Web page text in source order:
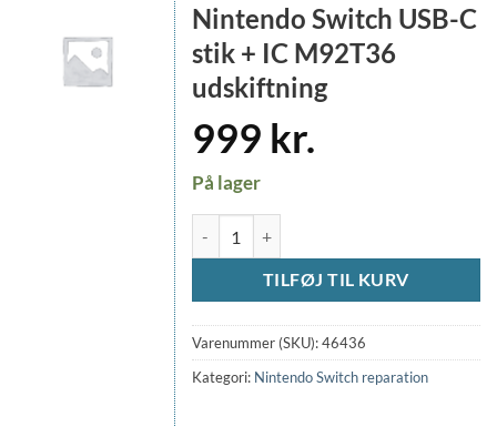
Nintendo Switch USB-C
stik + IC M92T36
udskiftning
999 kr.
På lager
TILFØJ TIL KURV
Varenummer (SKU):46436
Kategori: Nintendo Switch reparation